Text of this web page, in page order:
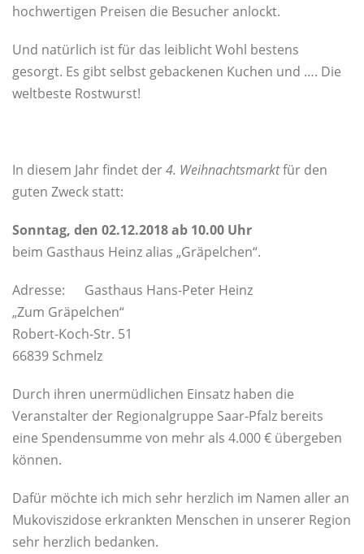
hochwertigen Preisen die Besucher anlockt.
Und natürlich ist für das leiblicht Wohl bestens
gesorgt. Es gibt selbst gebackenen Kuchen und …. Die
weltbeste Rostwurst!
In diesem Jahr findet der4. Weihnachtsmarktfür den
guten Zweck statt:
Sonntag, den 02.12.2018 ab 10.00 Uhr
beim Gasthaus Heinz alias „Gräpelchen“.
Adresse: Gasthaus Hans-Peter Heinz
„Zum Gräpelchen“
Robert-Koch-Str. 51
66839 Schmelz
Durch ihren unermüdlichen Einsatz haben die
Veranstalter der Regionalgruppe Saar-Pfalz bereits
eine Spendensumme von mehr als 4.000 € übergeben
können.
Dafür möchte ich mich sehr herzlich im Namen aller an
Mukoviszidose erkrankten Menschen in unserer Region
sehr herzlich bedanken.